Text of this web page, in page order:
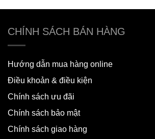
CHÍNH SÁCH BÁN HÀNG
Hướng dẫn mua hàng online
Điều khoản & điều kiện
Chính sách ưu đãi
Chính sách bảo mật
Chính sách giao hàng